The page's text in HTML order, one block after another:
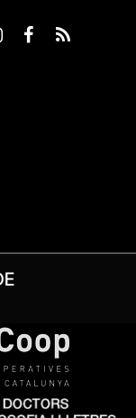
Facebook
RSS